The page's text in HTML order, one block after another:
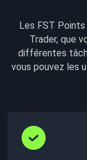
Les FST
Trader, que
différentes
vous pouvez les